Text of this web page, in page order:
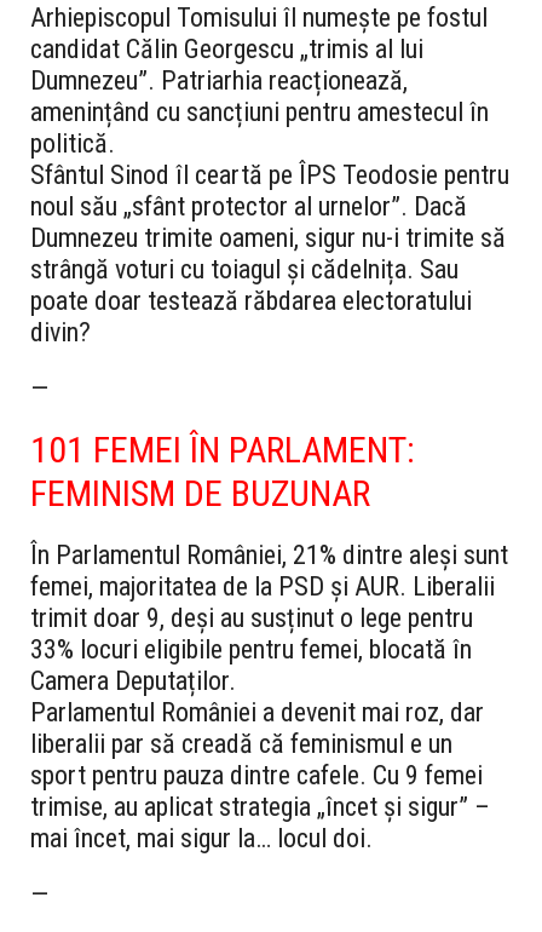
Arhiepiscopul Tomisului îl numește pe fostul
candidat Călin Georgescu „trimis al lui
Dumnezeu”. Patriarhia reacționează,
amenințând cu sancțiuni pentru amestecul în
politică.
Sfântul Sinod îl ceartă pe ÎPS Teodosie pentru
noul său „sfânt protector al urnelor”. Dacă
Dumnezeu trimite oameni, sigur nu-i trimite să
strângă voturi cu toiagul și cădelnița. Sau
poate doar testează răbdarea electoratului
divin?
—
101 FEMEI ÎN PARLAMENT:
FEMINISM DE BUZUNAR
În Parlamentul României, 21% dintre aleși sunt
femei, majoritatea de la PSD și AUR. Liberalii
trimit doar 9, deși au susținut o lege pentru
33% locuri eligibile pentru femei, blocată în
Camera Deputaților.
Parlamentul României a devenit mai roz, dar
liberalii par să creadă că feminismul e un
sport pentru pauza dintre cafele. Cu 9 femei
trimise, au aplicat strategia „încet și sigur” –
mai încet, mai sigur la… locul doi.
—